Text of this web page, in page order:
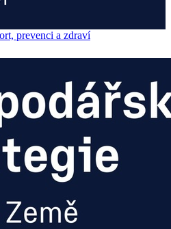
prevenci a zdraví